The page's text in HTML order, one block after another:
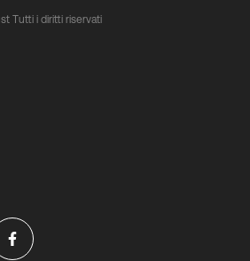
Tutti i diritti riservati